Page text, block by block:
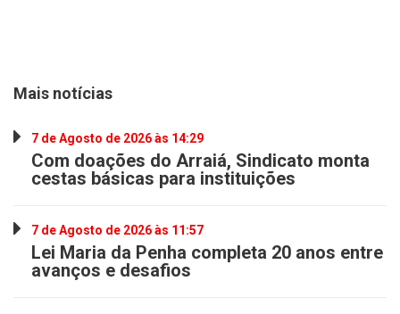
Mais notícias
7 de Agosto de 2026 às 14:29
Com doações do Arraiá, Sindicato monta
cestas básicas para instituições
7 de Agosto de 2026 às 11:57
Lei Maria da Penha completa 20 anos entre
avanços e desafios